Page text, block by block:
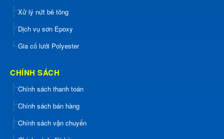
Xử lý nứt bê tông
Dịch vụ sơn Epoxy
Gia cố lưới Polyester
CHÍNH SÁCH
Chính sách thanh toán
Chính sách bán hàng
Chính sách vận chuyển